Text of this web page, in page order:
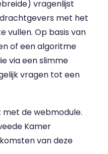
vragenlijst
met het
vullen. Op basis van
of een algoritme
via een slimme
vragen tot een
de webmodule.
Kamer
van deze